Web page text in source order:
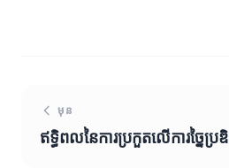
មុន
ឥទ្ធិពលនៃការប្រកួតលើការច្នៃប្រ